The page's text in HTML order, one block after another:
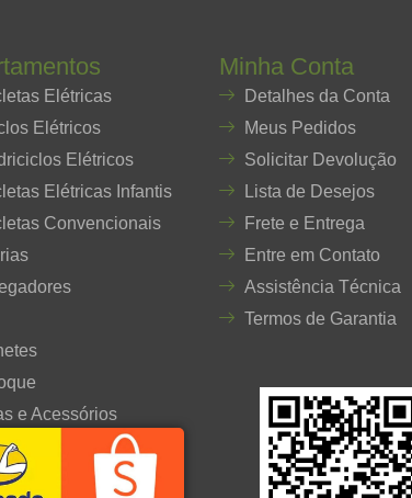
Elétricas
Elétricos
Elétricos
Elétricas Infantis
Convencionais
e Acessórios
Minha Conta
Detalhes da Conta
Meus Pedidos
Solicitar Devolução
Lista de Desejos
Frete e Entrega
Entre em Contato
Assistência Técnica
Termos de Garantia